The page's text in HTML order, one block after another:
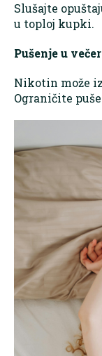
Slušajte
u toploj kupki.
Pušenje u
Nikotin može
Ograničite